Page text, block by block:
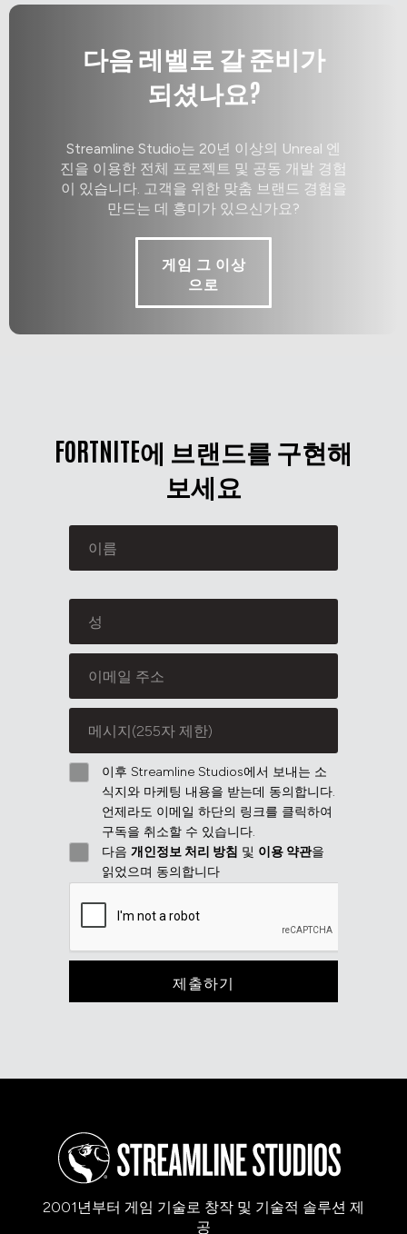
다음 레벨로 갈 준비가
되셨나요?
Streamline Studio는 20년 이상의 Unreal 엔
진을 이용한 전체 프로젝트 및 공동 개발 경험
이 있습니다. 고객을 위한 맞춤 브랜드 경험을
만드는 데 흥미가 있으신가요?
게임 그 이상
으로
FORTNITE에 브랜드를 구현해
보세요
이후 Streamline Studios에서 보내는 소
식지와 마케팅 내용을 받는데 동의합니다.
언제라도 이메일 하단의 링크를 클릭하여
구독을 취소할 수 있습니다.
다음 개인정보 처리 방침 및 이용 약관을
읽었으며 동의합니다
2001년부터 게임 기술로 창작 및 기술적 솔루션 제
공